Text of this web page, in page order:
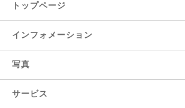
トップページ
インフォメーション
写真
サービス